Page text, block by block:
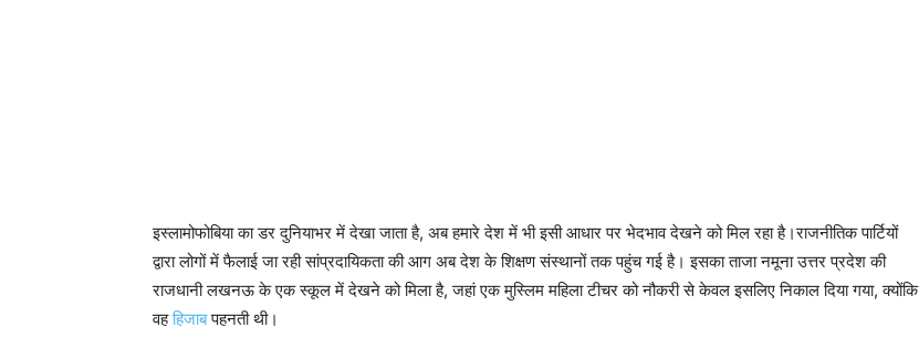
इस्लामोफोबिया का डर दुनियाभर में देखा जाता है, अब हमारे देश में भी इसी आधार पर भेदभाव देखने को मिल रहा है।राजनीतिक पार्टियों
द्वारा लोगों में फैलाई जा रही सांप्रदायिकता की आग अब देश के शिक्षण संस्थानों तक पहुंच गई है। इसका ताजा नमूना उत्तर प्रदेश की
राजधानी लखनऊ के एक स्कूल में देखने को मिला है, जहां एक मुस्लिम महिला टीचर को नौकरी से केवल इसलिए निकाल दिया गया, क्योंकि
वहहिजाबपहनती थी।